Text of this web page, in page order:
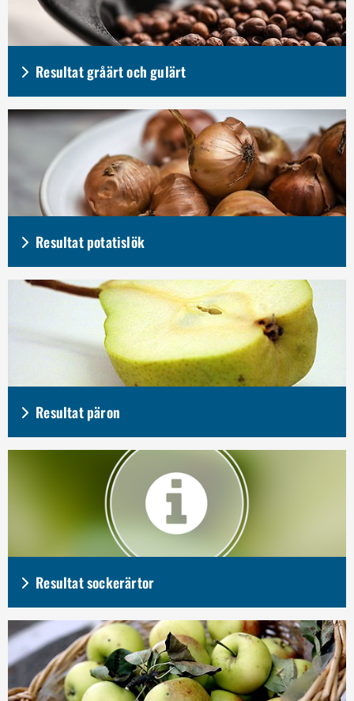
Resultat gråärt och gulärt
Resultat potatislök
Resultat päron
Resultat sockerärtor